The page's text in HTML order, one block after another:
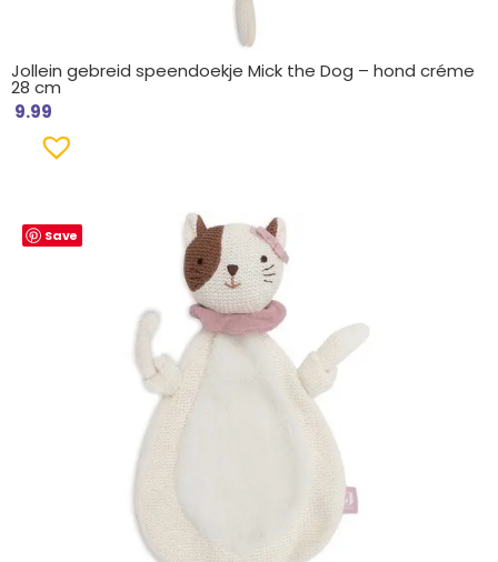
Jollein gebreid speendoekje Mick the Dog – hond créme
28 cm
9.99
Save